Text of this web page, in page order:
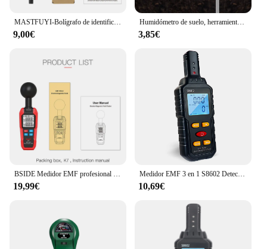
9,00€
Humidómetro de suelo, herramienta de medición de jardinería para el hogar, medidor de humedad del suelo, higrómetro, sonda, prueba de riego
3,85€
19,99€
Medidor EMF 3 en 1 S8602 Detector de radiación de campo electromagnético probador EMF para el hogar Detector EMF equipo de caza fantasma
10,69€